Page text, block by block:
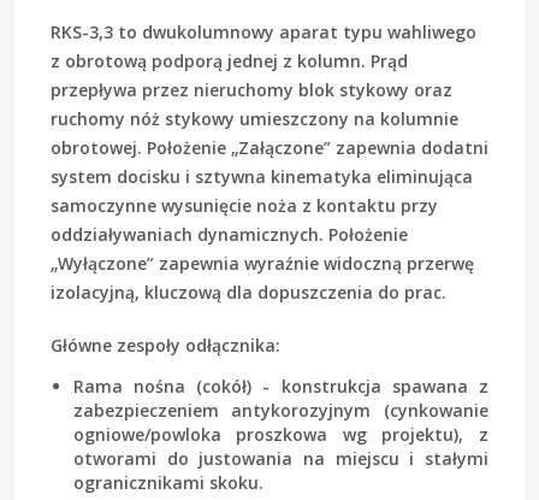
RKS-3,3 to dwukolumnowy aparat typu wahliwego
z obrotową podporą jednej z kolumn. Prąd
przepływa przez nieruchomy blok stykowy oraz
ruchomy nóż stykowy umieszczony na kolumnie
obrotowej. Położenie „Załączone” zapewnia dodatni
system docisku i sztywna kinematyka eliminująca
samoczynne wysunięcie noża z kontaktu przy
oddziaływaniach dynamicznych. Położenie
„Wyłączone” zapewnia wyraźnie widoczną przerwę
izolacyjną, kluczową dla dopuszczenia do prac.
Główne zespoły odłącznika:
Rama nośna (cokół) - konstrukcja spawana z
zabezpieczeniem antykorozyjnym (cynkowanie
ogniowe/powloka proszkowa wg projektu), z
otworami do justowania na miejscu i stałymi
ogranicznikami skoku.